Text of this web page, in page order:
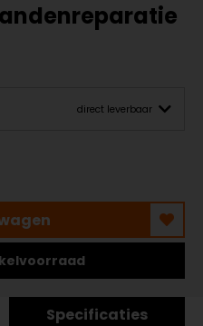
direct leverbaar
Specificaties